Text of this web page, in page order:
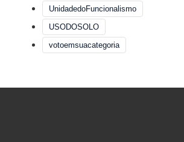
UnidadedoFuncionalismo
USODOSOLO
votoemsuacategoria